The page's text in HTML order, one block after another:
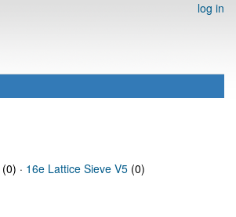
log in
(0) · 16e Lattice Sieve V5 (0)